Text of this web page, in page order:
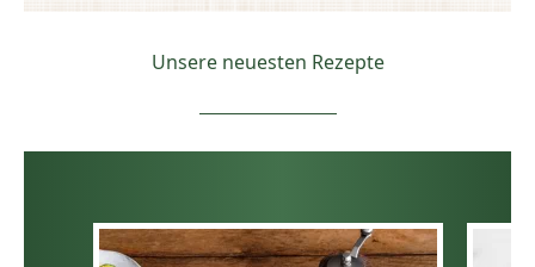
Unsere neuesten Rezepte